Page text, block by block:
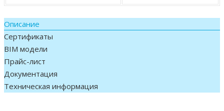
Описание
Сертификаты
BIM модели
Прайс-лист
Документация
Техническая информация